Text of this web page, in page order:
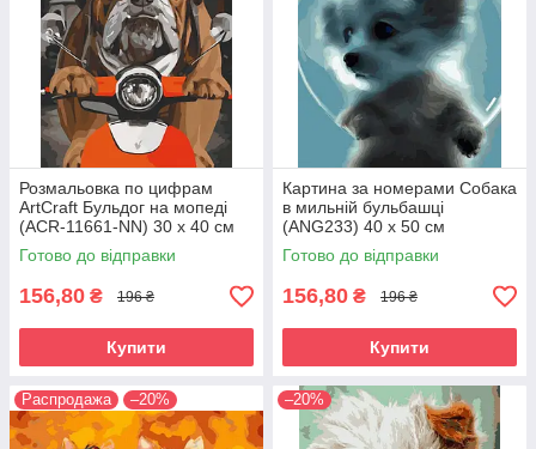
Розмальовка по цифрам
ArtCraft Бульдог на мопеді
(ACR-11661-NN) 30 х 40 см
Готово до відправки
156,80 ₴ 196 ₴
Купити
Картина за номерами Собака
в мильній бульбашці
(ANG233) 40 х 50 см
Готово до відправки
156,80 ₴ 196 ₴
Купити
Распродажа –20% –20%